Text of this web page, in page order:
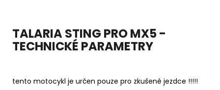
TALARIA STING PRO MX5 -
TECHNICKÉ PARAMETRY
tento motocykl je určen pouze pro zkušené jezdce !!!!!